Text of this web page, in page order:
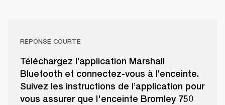
RÉPONSE COURTE
Téléchargez l’application Marshall
Bluetooth et connectez-vous à l’enceinte.
Suivez les instructions de l’application pour
vous assurer que l'enceinte Bromley 750